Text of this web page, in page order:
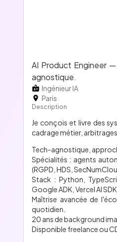
AI Product Engineer
agnostique.
Ingénieur IA
Paris
Description
Je conçois et livre des
cadrage métier,
Tech-agnostique,
Spécialités : agents
(RGPD, HDS,
Stack : Python,
Google ADK, Vercel AI
Maîtrise avancée de
quotidien.
20 ans de background
Disponible freelance ou